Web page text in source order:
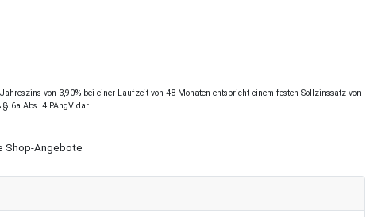
von 3,90% bei einer Laufzeit von 48 Monaten entspricht einem festen Sollzinssatz von
6a Abs. 4 PAngV dar.
Shop-Angebote